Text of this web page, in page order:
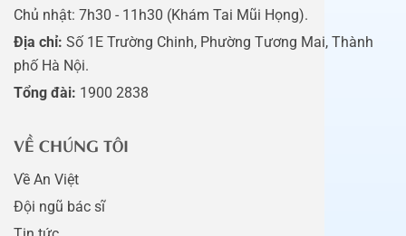
Chủ nhật: 7h30 - 11h30 (Khám Tai Mũi Họng).
Địa chỉ: Số 1E Trường Chinh, Phường Tương Mai, Thành
phố Hà Nội.
Tổng đài: 1900 2838
VỀ CHÚNG TÔI
Về An Việt
Đội ngũ bác sĩ